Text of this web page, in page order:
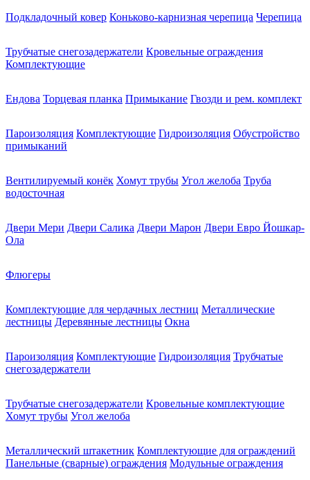
Подкладочный ковер Коньково-карнизная черепица Черепица
Трубчатые снегозадержатели Кровельные ограждения
Комплектующие
Ендова Торцевая планка Примыкание Гвозди и рем. комплект
Пароизоляция Комплектующие Гидроизоляция Обустройство
примыканий
Вентилируемый конёк Хомут трубы Угол желоба Труба
водосточная
Двери Мери Двери Салика Двери Марон Двери Евро Йошкар-
Ола
Флюгеры
Комплектующие для чердачных лестниц Металлические
лестницы Деревянные лестницы Окна
Пароизоляция Комплектующие Гидроизоляция Трубчатые
снегозадержатели
Трубчатые снегозадержатели Кровельные комплектующие
Хомут трубы Угол желоба
Металлический штакетник Комплектующие для ограждений
Панельные (сварные) ограждения Модульные ограждения